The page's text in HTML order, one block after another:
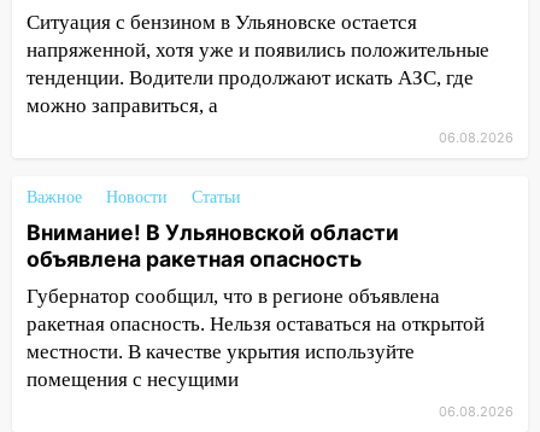
12:28 Миллион на «льготниках»: в
Ульяновской области перевозчик
провернул хитрую схему с чужими
проездными
Ульяновский алиментщик накопил
11:49
опасность» на территории Ульяновской
области
11:30 Кабмин РФ разрешил до 1 июля
2027 года импорт, выпуск и обращение
бензина Евро 2, Евро 3, Евро 4
Соцсети: на Рябикова автомобиль
Ситуация с бензином в Ульяновске остается
напряженной, хотя уже и появились положительные
тенденции. Водители продолжают искать АЗС, где
можно заправиться, а
06.08.2026
Важное Новости Статьи
Внимание! В Ульяновской области
объявлена ракетная опасность
Губернатор сообщил, что в регионе объявлена
ракетная опасность. Нельзя оставаться на открытой
местности. В качестве укрытия используйте
помещения с несущими
06.08.2026